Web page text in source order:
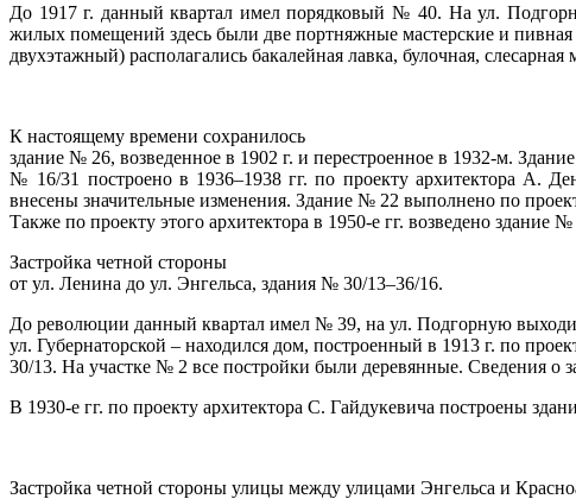
До 1917 г. данный квартал имел порядковый № 40. На ул.
жилых помещений здесь были две портняжные мастерские и
двухэтажный) располагались бакалейная лавка, булочная,
К настоящему времени сохранилось
здание № 26, возведенное в 1902 г. и перестроенное в 1932-м. Здание
№ 16/31 построено в 1936–1938 гг. по проекту архитектора А.
внесены значительные изменения. Здание № 22 выполнено по
Также по проекту этого архитектора в 1950-е гг. возведено
Застройка четной стороны
от ул. Ленина до ул. Энгельса, здания № 30/13–36/16.
До революции данный квартал имел № 39, на ул. Подгорную
ул. Губернаторской – находился дом, построенный в 1913 г. по
30/13. На участке № 2 все постройки были деревянные. Сведения о
В 1930-е гг. по проекту архитектора С. Гайдукевича построены
Застройка четной стороны улицы между улицами Энгельса и